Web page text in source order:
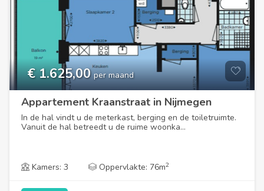
€ 1.625,00 per maand
Appartement Kraanstraat in Nijmegen
In de hal vindt u de meterkast, berging en de toiletruimte.
Vanuit de hal betreedt u de ruime woonka...
Kamers: 3 Oppervlakte: 76m2